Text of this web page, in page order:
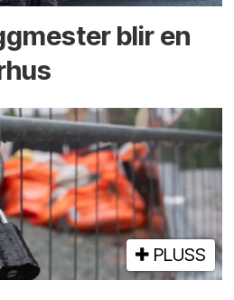
blir en
PLUSS